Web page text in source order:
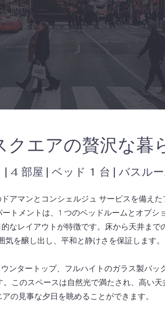
クエアの贅沢な暮
4 部屋 | ベッド 1 台 | バスル
アマンとコンシェルジュ サービスを備え
トメントは、1 つのベッドルームとオプシ
なレイアウトが特徴です。床から天井まで
気を醸し出し、平和と静けさを保証します。
ンタートップ、フルハイトのガラス製バッ
このスペースは自然光で満たされ、高い
の見事な夕日を眺めることができます。